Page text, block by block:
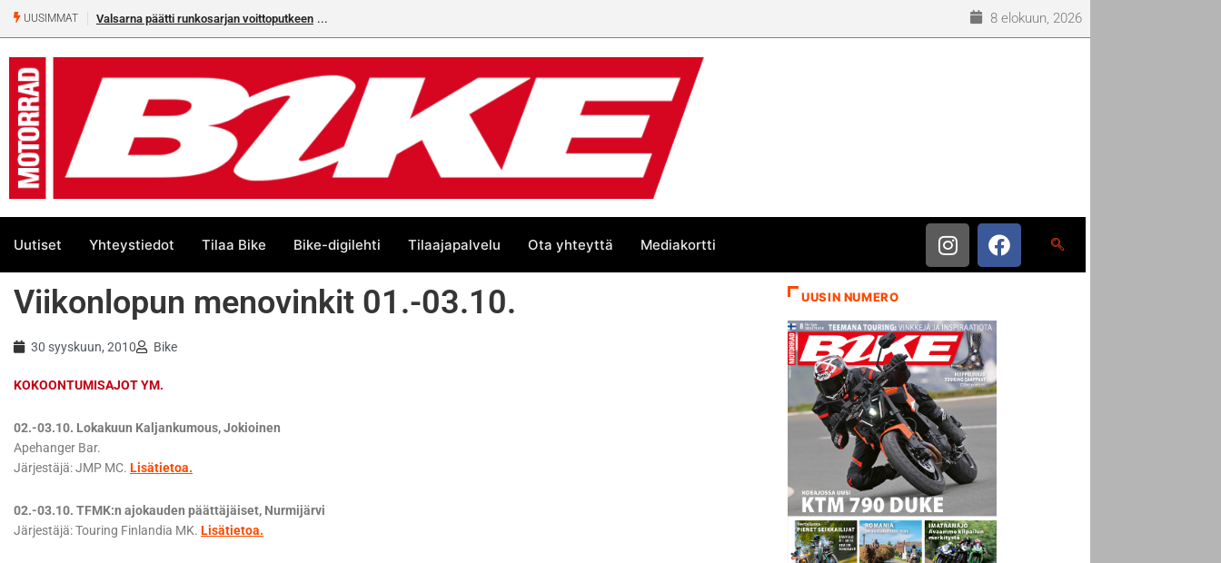
UUSIMMAT Valsarna päätti runkosarjan voittoputkeen 8 elokuun, 2026
Uutiset Yhteystiedot Tilaa Bike Bike-digilehti Tilaajapalvelu Ota yhteyttä Mediakortti
Viikonlopun menovinkit 01.-03.10.
30 syyskuun, 2010 Bike
KOKOONTUMISAJOT YM.
02.-03.10. Lokakuun Kaljankumous, Jokioinen
Apehanger Bar.
Järjestäjä: JMP MC. Lisätietoa.
02.-03.10. TFMK:n ajokauden päättäjäiset, Nurmijärvi
Järjestäjä: Touring Finlandia MK. Lisätietoa.
UUSIN NUMERO